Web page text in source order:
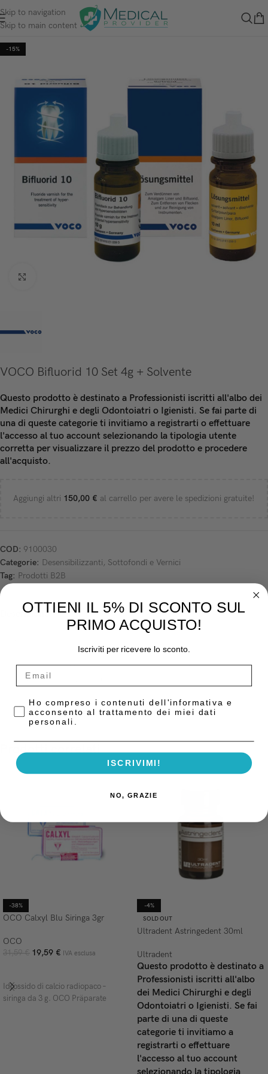
Skip to navigation
Skip to main content
-15%
VOCO Bifluorid 10 Set 4g + Solvente
Questo prodotto è destinato a Professionisti iscritti all'albo dei
Medici Chirurghi e degli Odontoiatri o Igienisti. Se fai parte di
una di queste categorie ti invitiamo a registrarti o effettuare
l'accesso al tuo account selezionando la tipologia utente
corretta per visualizzare il prezzo del prodotto e procedere
all'acquisto.
Aggiungi altri 150,00 € al carrello per avere le spedizioni gratuite!
COD: 9100030
Categorie: Desensibilizzanti, Sottofondi e Vernici
Tag: Prodotti B2B
Descrizione
Vernice desensibilizzante – flacone da 4 g. + solvente da 10 ml. codice
Vernice desensibilizzante al fluoro per trattamenti di colletti e monconi
prima della cementazione definitiva.
Prodotti correlati
-38%
OCO Calxyl Blu Siringa 3gr
OCO
31,59€ 19,59 € IVA esclusa
Idrossido di calcio radiopaco –
siringa da 3 g. OCO Präparate
-4%
SOLD OUT
Ultradent Astringedent 30ml
Ultradent
Questo prodotto è destinato a
Professionisti iscritti all'albo
dei Medici Chirurghi e degli
Odontoiatri o Igienisti. Se fai
parte di una di queste
categorie ti invitiamo a
registrarti o effettuare
l'accesso al tuo account
OTTIENI IL 5% DI SCONTO SUL
PRIMO ACQUISTO!
Iscriviti per ricevere lo sconto.
Privacy Policy
Ho compreso i contenuti dell'informativa e
acconsento al trattamento dei miei dati
personali.
ISCRIVIMI!
NO, GRAZIE